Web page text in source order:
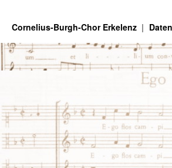
Cornelius-Burgh-Chor Erkelenz